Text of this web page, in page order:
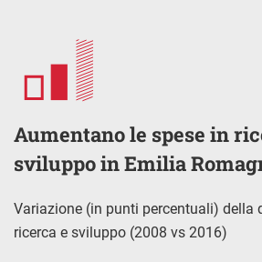
Aumentano le spese in
sviluppo in Emilia
Variazione (in punti percentuali) della
ricerca e sviluppo (2008 vs 2016)